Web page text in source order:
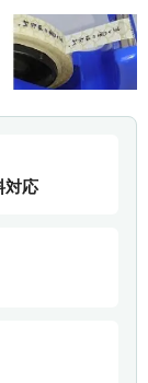
対応